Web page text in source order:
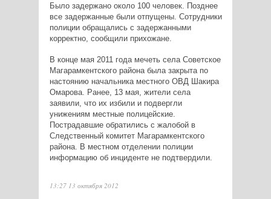
Было задержано около 100 человек. Позднее
все задержанные были отпущены. Сотрудники
полиции обращались с задержанными
корректно, сообщили прихожане.
В конце мая 2011 года мечеть села Советское
Магарамкентского района была закрыта по
настоянию начальника местного ОВД Шакира
Омарова. Ранее, 13 мая, жители села
заявили, что их избили и подвергли
унижениям местные полицейские.
Пострадавшие обратились с жалобой в
Следственный комитет Магарамкентского
района. В местном отделении полиции
информацию об инциденте не подтвердили.
13:27 13 октября 2012